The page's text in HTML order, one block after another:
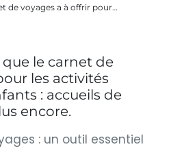
de voyages a à offrir pour…
le carnet de
les activités
: accueils de
encore.
: un outil essentiel